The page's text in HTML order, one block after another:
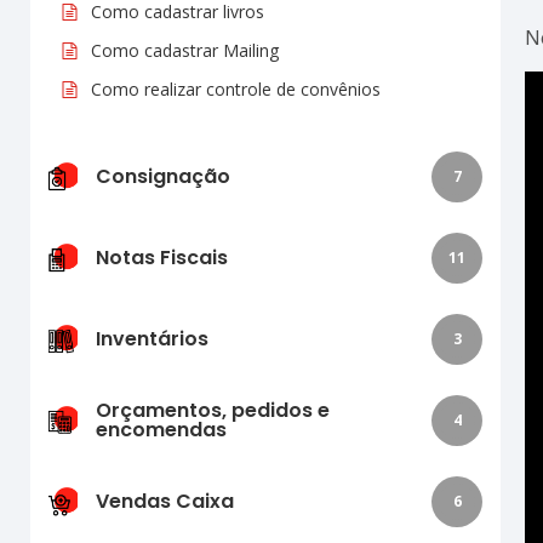
Como cadastrar livros
Como cadastrar Mailing
Como realizar controle de convênios
Consignação 7
Notas Fiscais 11
Inventários 3
Orçamentos, pedidos e
encomendas 4
Vendas Caixa 6